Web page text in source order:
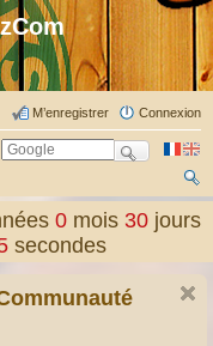
Connexion
M’enregistrer
er
0 mois30 jours
secondes